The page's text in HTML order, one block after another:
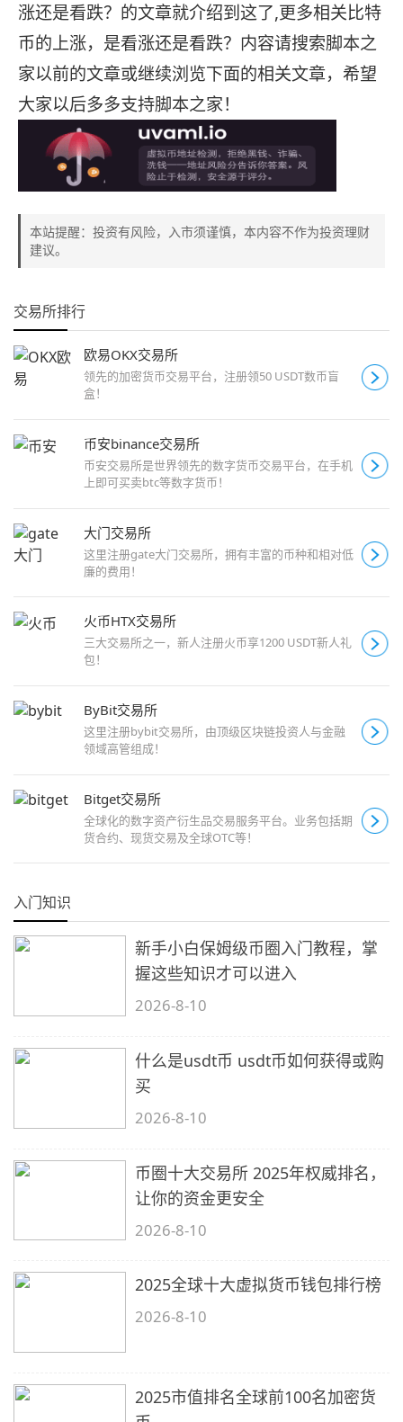
涨还是看跌？的文章就介绍到这了,更多相关比特
币的上涨，是看涨还是看跌？内容请搜索脚本之
家以前的文章或继续浏览下面的相关文章，希望
大家以后多多支持脚本之家！
本站提醒：投资有风险，入市须谨慎，本内容不作为投资理财
建议。
交易所排行
欧易OKX交易所
领先的加密货币交易平台，注册领50 USDT数币盲
盒！
币安binance交易所
币安交易所是世界领先的数字货币交易平台，在手机
上即可买卖btc等数字货币！
大门交易所
这里注册gate大门交易所，拥有丰富的币种和相对低
廉的费用！
火币HTX交易所
三大交易所之一，新人注册火币享1200 USDT新人礼
包！
ByBit交易所
这里注册bybit交易所，由顶级区块链投资人与金融
领域高管组成！
Bitget交易所
全球化的数字资产衍生品交易服务平台。业务包括期
货合约、现货交易及全球OTC等！
入门知识
新手小白保姆级币圈入门教程，掌
握这些知识才可以进入
2026-8-10
什么是usdt币 usdt币如何获得或购
买
2026-8-10
币圈十大交易所 2025年权威排名，
让你的资金更安全
2026-8-10
2025全球十大虚拟货币钱包排行榜
2026-8-10
2025市值排名全球前100名加密货